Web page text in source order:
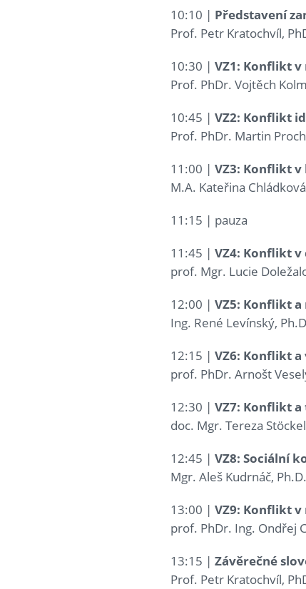
10:10 | Představení
Prof. Petr Kratochvíl,
10:30 | VZ1: Konflikt
Prof. PhDr. Vojtěch
10:45 | VZ2: Konflikt
Prof. PhDr. Martin
11:00 | VZ3: Konflikt
M.A. Kateřina
11:15 | pauza
11:45 | VZ4: Konflikt
prof. Mgr. Lucie
12:00 | VZ5: Konflikt
Ing. René Levínský,
12:15 | VZ6: Konflikt
prof. PhDr. Arnošt
12:30 | VZ7: Konflikt
doc. Mgr. Tereza
12:45 | VZ8: Sociální
Mgr. Aleš Kudrnáč, Ph.D.
13:00 | VZ9: Konflikt
prof. PhDr. Ing. Ondřej
13:15 | Závěrečné
Prof. Petr Kratochvíl,